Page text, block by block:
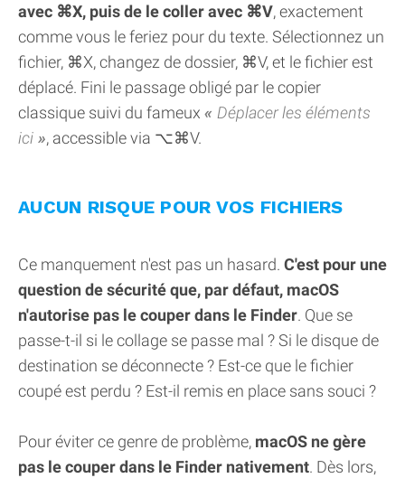
avec ⌘X, puis de le coller avec ⌘V, exactement
comme vous le feriez pour du texte. Sélectionnez un
fichier, ⌘X, changez de dossier, ⌘V, et le fichier est
déplacé. Fini le passage obligé par le copier
classique suivi du fameux
Déplacer les éléments
ici
, accessible via ⌥⌘V.
AUCUN RISQUE POUR VOS FICHIERS
Ce manquement n'est pas un hasard. C'est pour une
question de sécurité que, par défaut, macOS
n'autorise pas le couper dans le Finder. Que se
passe-t-il si le collage se passe mal ? Si le disque de
destination se déconnecte ? Est-ce que le fichier
coupé est perdu ? Est-il remis en place sans souci ?
Pour éviter ce genre de problème, macOS ne gère
pas le couper dans le Finder nativement. Dès lors,